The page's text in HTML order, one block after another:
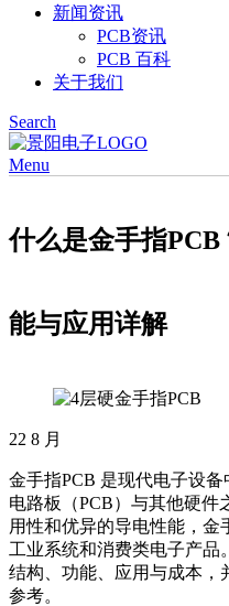
新闻资讯
PCB资讯
PCB 百科
关于我们
Search
Menu
什么是金手指
能与应用详解
22 8 月
金手指PCB 是现代电子设
电路板（PCB）与其他硬件
用性和优异的导电性能，金
工业系统和消费类电子产品
结构、功能、应用与成本，
参考。